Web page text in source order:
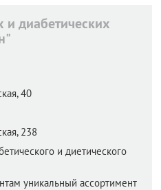
и диабетических
40
238
и диетического
уникальный ассортимент